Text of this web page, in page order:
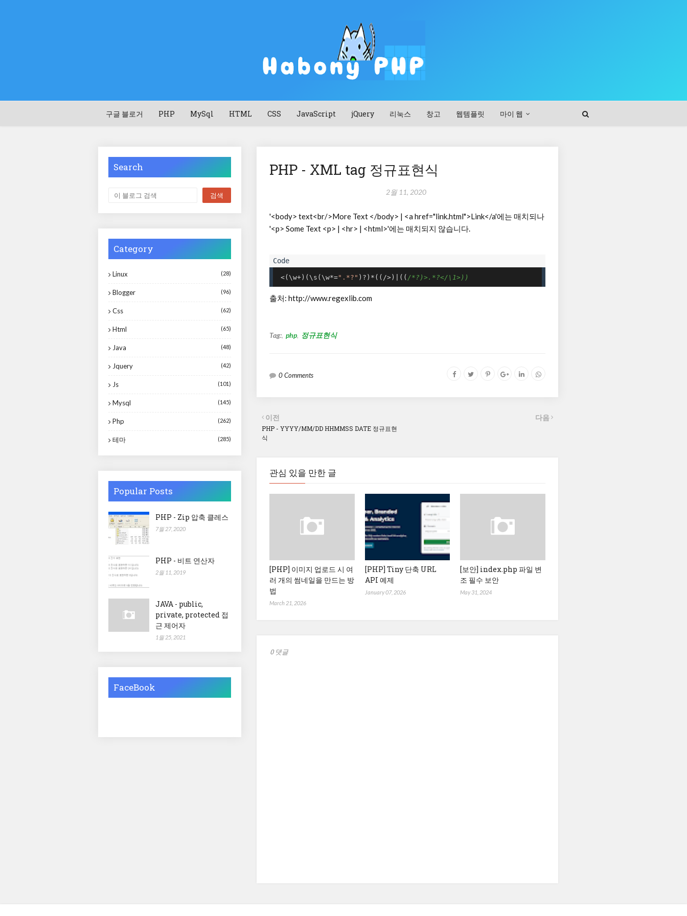
구글 블로거 PHP MySql HTML CSS JavaScript jQuery 리눅스 창고 웹템플릿 마이 웹
PHP - XML tag 정규표현식
2월 11, 2020
'<body> text<br/>More Text </body> | <a href="link.html">Link</a'에는 매치되나
'<p> Some Text <p> | <hr> | <html>'에는 매치되지 않습니다.
<(\w+)(\s(\w*=".*?" )?)*((/>)|(( /*?)>.*?</\1>))
출처: http://www.regexlib.com
Tag: php 정규표현식
0 Comments
다음
이전
PHP - YYYY/MM/DD HHMMSS DATE 정규표현
식
관심 있을 만한 글
[PHP] 이미지 업로드 시 여
러 개의 썸네일을 만드는 방
법
March 21, 2026
[PHP] Tiny 단축 URL
API 예제
January 07, 2026
[보안] index.php 파일 변
조 필수 보안
May 31, 2024
0 댓글
Search
Category
Linux (28)
Blogger (96)
Css (62)
Html (65)
Java (48)
Jquery (42)
Js (101)
Mysql (145)
Php (262)
테마 (285)
Popular Posts
PHP - Zip 압축 클레스
7월 27, 2020
PHP - 비트 연산자
2월 11, 2019
JAVA - public,
private, protected 접
근 제어자
1월 25, 2021
FaceBook